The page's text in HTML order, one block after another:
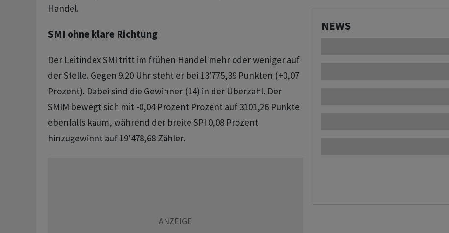
Handel.
SMI ohne klare Richtung
Der Leitindex SMI tritt im frühen Handel mehr oder weniger auf
der Stelle. Gegen 9.20 Uhr steht er bei 13'775,39 Punkten (+0,07
Prozent). Dabei sind die Gewinner (14) in der Überzahl. Der
SMIM bewegt sich mit -0,04 Prozent Prozent auf 3101,26 Punkte
ebenfalls kaum, während der breite SPI 0,08 Prozent
hinzugewinnt auf 19'478,68 Zähler.
NEWS